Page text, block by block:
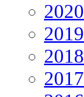
2020
2019
2018
2017